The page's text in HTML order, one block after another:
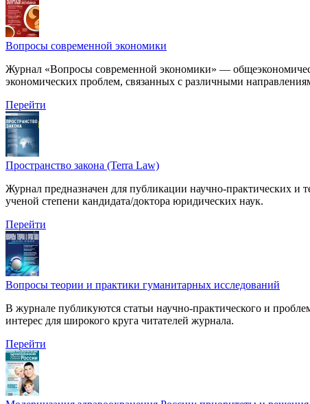
Вопросы современной экономики
Журнал «Вопросы современной экономики» —
экономических проблем, связанных с различными
Перейти
Пространство закона (Terra Law)
Журнал предназначен для публикации научно-практических и
ученой степени кандидата/доктора юридических наук.
Перейти
Вопросы теории и практики гуманитарных исследований
В журнале публикуются статьи научно-практического и
интерес для широкого круга читателей журнала.
Перейти